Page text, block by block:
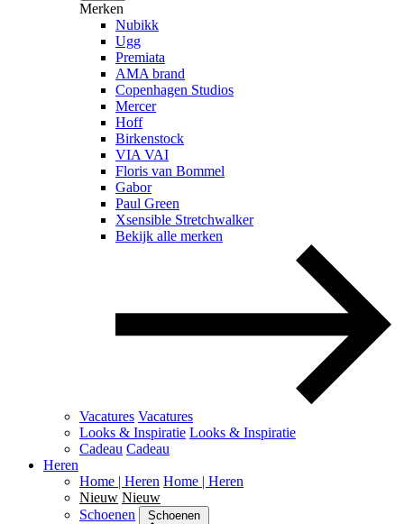
Merken
Nubikk
Ugg
Premiata
AMA brand
Copenhagen Studios
Mercer
Hoff
Birkenstock
VIA VAI
Floris van Bommel
Gabor
Paul Green
Xsensible Stretchwalker
Bekijk alle merken
Vacatures Vacatures
Looks & Inspiratie Looks & Inspiratie
Cadeau Cadeau
Heren
Home | Heren Home | Heren
Nieuw Nieuw
Schoenen
Schoenen